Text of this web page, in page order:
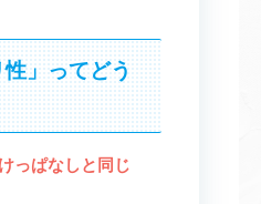
」ってどう
っぱなしと同じ